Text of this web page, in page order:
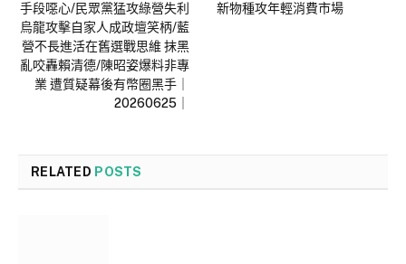
手段噁心/民眾黨猛攻綠營失利
烏龍攻擊自家人成政壇笑柄/藍
營不長進活在舊選戰思維 抹黑
亂咬轟賴清德/陳昭姿爆料非專
業 遭質疑幕後有幣圈黑手｜
20260625｜
新物種攻年輕消費市場
RELATED POSTS